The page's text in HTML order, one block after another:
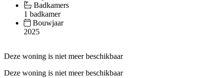
Badkamers
1 badkamer
Bouwjaar
2025
Deze woning is niet meer beschikbaar
Deze woning is niet meer beschikbaar